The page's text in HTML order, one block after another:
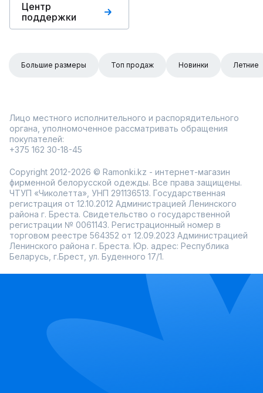
Центр
поддержки
Большие размеры Топ продаж Новинки Летние
Лицо местного исполнительного и распорядительного
органа, уполномоченное рассматривать обращения
покупателей:
+375 162 30-18-45
Copyright 2012-2026 © Ramonki.kz - интернет-магазин
фирменной белорусской одежды. Все права защищены.
ЧТУП «Чиколетта», УНП 291136513. Государственная
регистрация от 12.10.2012 Администрацией Ленинского
района г. Бреста. Свидетельство о государственной
регистрации № 0061143. Регистрационный номер в
торговом реестре 564352 от 12.09.2023 Администрацией
Ленинского района г. Бреста. Юр. адрес: Республика
Беларусь, г.Брест, ул. Буденного 17/1.